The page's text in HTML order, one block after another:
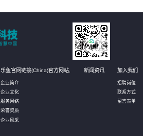
乐鱼官网链接(China)官方网站,
企业简介
企业文化
服务网络
荣誉资质
企业风采
新闻资讯 加入我们
招聘岗位
联系方式
留言表单